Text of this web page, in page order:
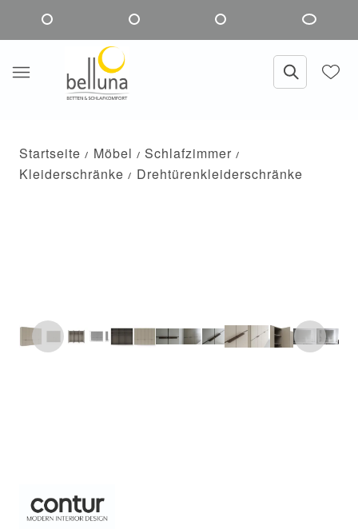
Startseite Möbel
Schlafzimmer
Kleiderschränke
Drehtürenkleiderschränke